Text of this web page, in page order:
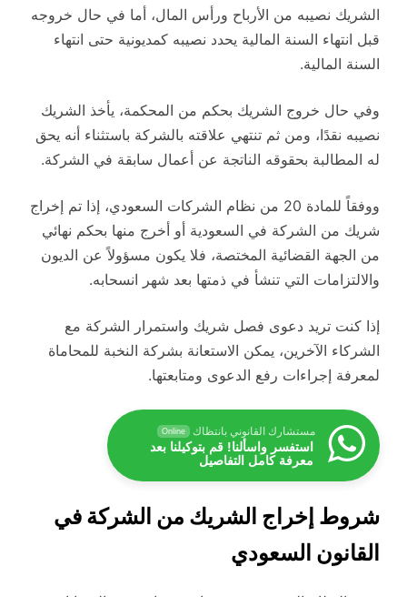
الشريك نصيبه من الأرباح ورأس المال، أما في حال خروجه
قبل انتهاء السنة المالية يحدد نصيبه كمديونية حتى انتهاء
السنة المالية.
وفي حال خروج الشريك بحكم من المحكمة، يأخذ الشريك
نصيبه نقدًا، ومن ثم تنتهي علاقته بالشركة باستثناء أنه يحق
له المطالبة بحقوقه الناتجة عن أعمال سابقة في الشركة.
ووفقاً للمادة 20 من نظام الشركات السعودي، إذا تم إخراج
شريك من الشركة في السعودية أو أخرج منها بحكم نهائي
من الجهة القضائية المختصة، فلا يكون مسؤولاً عن الديون
والالتزامات التي تنشأ في ذمتها بعد شهر انسحابه.
إذا كنت تريد دعوى فصل شريك واستمرار الشركة مع
الشركاء الآخرين، يمكن الاستعانة بشركة النخبة للمحاماة
لمعرفة إجراءات رفع الدعوى ومتابعتها.
مستشارك القانوني بانتظاك Online
استفسر واسألنا! قم بتوكيلنا بعد
معرفة كامل التفاصيل
شروط إخراج الشريك من الشركة في
القانون السعودي